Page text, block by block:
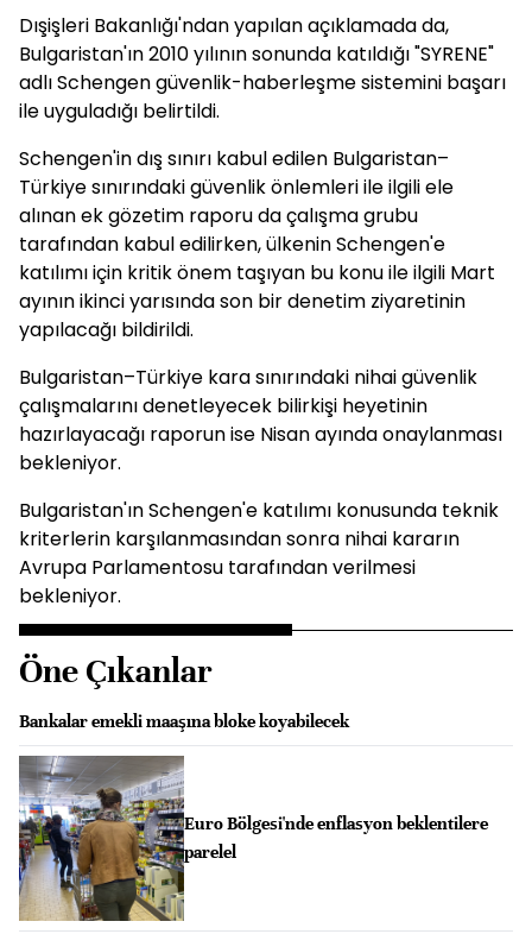
Dışişleri Bakanlığı'ndan yapılan açıklamada da,
Bulgaristan'ın 2010 yılının sonunda katıldığı "SYRENE"
adlı Schengen güvenlik-haberleşme sistemini başarı
ile uyguladığı belirtildi.
Schengen'in dış sınırı kabul edilen Bulgaristan–
Türkiye sınırındaki güvenlik önlemleri ile ilgili ele
alınan ek gözetim raporu da çalışma grubu
tarafından kabul edilirken, ülkenin Schengen'e
katılımı için kritik önem taşıyan bu konu ile ilgili Mart
ayının ikinci yarısında son bir denetim ziyaretinin
yapılacağı bildirildi.
Bulgaristan–Türkiye kara sınırındaki nihai güvenlik
çalışmalarını denetleyecek bilirkişi heyetinin
hazırlayacağı raporun ise Nisan ayında onaylanması
bekleniyor.
Bulgaristan'ın Schengen'e katılımı konusunda teknik
kriterlerin karşılanmasından sonra nihai kararın
Avrupa Parlamentosu tarafından verilmesi
bekleniyor.
Öne Çıkanlar
Bankalar emekli maaşına bloke koyabilecek
Euro Bölgesi'nde enflasyon beklentilere
parelel